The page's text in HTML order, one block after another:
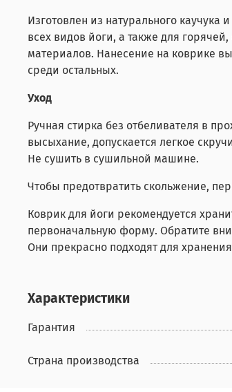
Изготовлен из натурального
всех видов йоги, а также для
материалов. Нанесение на коврике
среди остальных.
Уход
Ручная стирка без отбеливателя в
высыхание, допускается легкое
Не сушить в сушильной машине.
Чтобы предотвратить скольжение,
Коврик для йоги рекомендуется
первоначальную форму. Обратите
Они прекрасно подходят для
Характеристики
Гарантия
Страна производства